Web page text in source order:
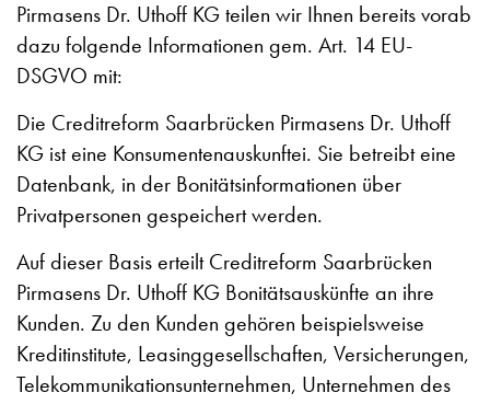
Pirmasens Dr. Uthoff KG teilen wir Ihnen bereits vorab
dazu folgende Informationen gem. Art. 14 EU-
DSGVO mit:
Die Creditreform Saarbrücken Pirmasens Dr. Uthoff
KG ist eine Konsumentenauskunftei. Sie betreibt eine
Datenbank, in der Bonitätsinformationen über
Privatpersonen gespeichert werden.
Auf dieser Basis erteilt Creditreform Saarbrücken
Pirmasens Dr. Uthoff KG Bonitätsauskünfte an ihre
Kunden. Zu den Kunden gehören beispielsweise
Kreditinstitute, Leasinggesellschaften, Versicherungen,
Telekommunikationsunternehmen, Unternehmen des